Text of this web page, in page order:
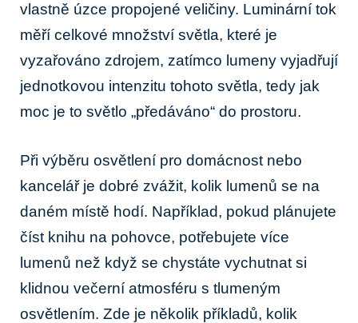
vlastně úzce propojené veličiny. Luminární tok
měří celkové množství světla, které je
vyzařováno zdrojem, zatímco lumeny vyjadřují
jednotkovou intenzitu tohoto světla, tedy jak
moc je to světlo „předáváno“ do prostoru.
Při výběru osvětlení pro domácnost nebo
kancelář je dobré zvážit, kolik lumenů se na
daném místě hodí. Například, pokud plánujete
číst knihu na pohovce, potřebujete více
lumenů než když se chystáte vychutnat si
klidnou večerní atmosféru s tlumeným
osvětlením. Zde je několik příkladů, kolik